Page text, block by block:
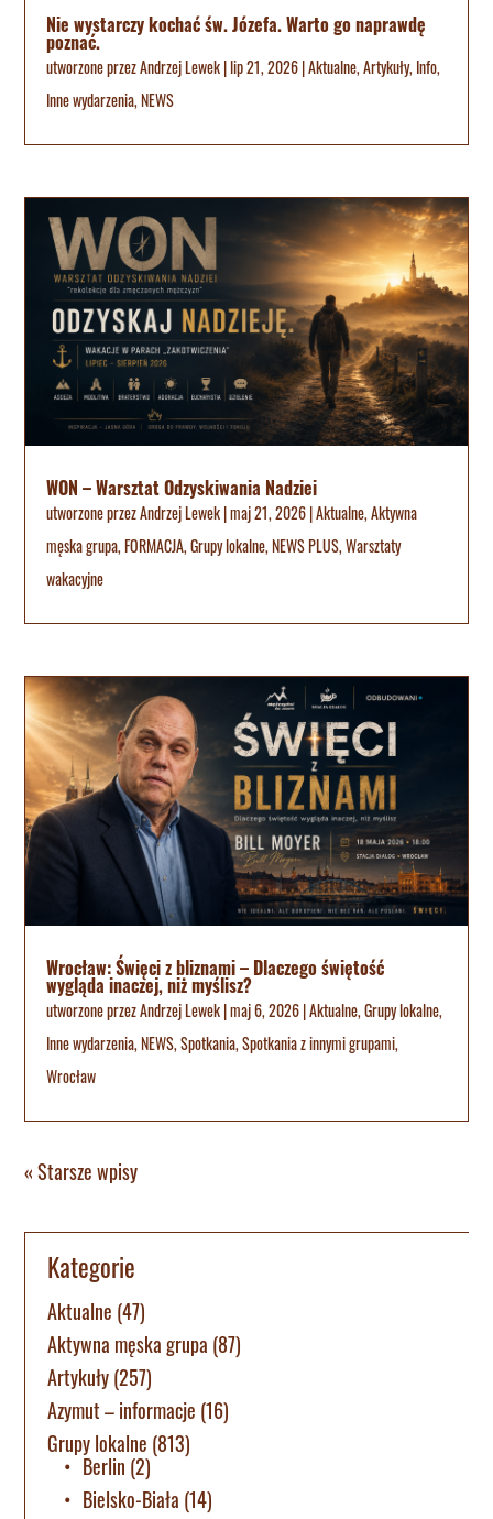
Nie wystarczy kochać św. Józefa. Warto go naprawdę
poznać.
utworzone przezAndrzej Lewek|lip 21, 2026|Aktualne,Artykuły,Info,
Inne wydarzenia,NEWS
WON – Warsztat Odzyskiwania Nadziei
utworzone przezAndrzej Lewek|maj 21, 2026|Aktualne,Aktywna
męska grupa,FORMACJA,Grupy lokalne,NEWS PLUS,Warsztaty
wakacyjne
Wrocław: Święci z bliznami – Dlaczego świętość
wygląda inaczej, niż myślisz?
utworzone przezAndrzej Lewek|maj 6, 2026|Aktualne,Grupy lokalne,
Inne wydarzenia,NEWS,Spotkania,Spotkania z innymi grupami,
Wrocław
« Starsze wpisy
Kategorie
Aktualne (47)
Aktywna męska grupa (87)
Artykuły(257)
Azymut – informacje (16)
Grupy lokalne (813)
Berlin (2)
Bielsko-Biała (14)